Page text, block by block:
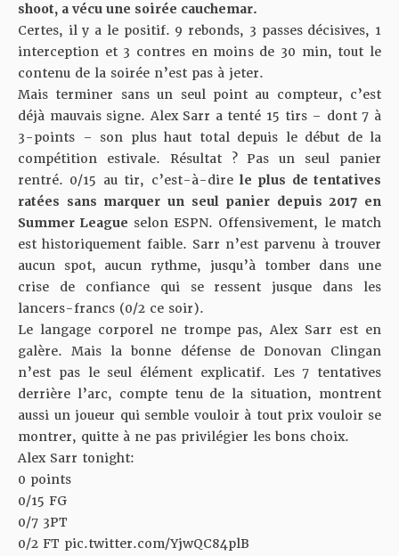
shoot, a vécu une soirée cauchemar.
Certes, il y a le positif. 9 rebonds, 3 passes décisives, 1
interception et 3 contres en moins de 30 min, tout le
contenu de la soirée n’est pas à jeter.
Mais terminer sans un seul point au compteur, c’est
déjà mauvais signe. Alex Sarr a tenté 15 tirs – dont 7 à
3-points – son plus haut total depuis le début de la
compétition estivale. Résultat ? Pas un seul panier
rentré. 0/15 au tir, c’est-à-dire le plus de tentatives
ratées sans marquer un seul panier depuis 2017 en
Summer League selon ESPN. Offensivement, le match
est historiquement faible. Sarr n’est parvenu à trouver
aucun spot, aucun rythme, jusqu’à tomber dans une
crise de confiance qui se ressent jusque dans les
lancers-francs (0/2 ce soir).
Le langage corporel ne trompe pas, Alex Sarr est en
galère. Mais la bonne défense de Donovan Clingan
n’est pas le seul élément explicatif. Les 7 tentatives
derrière l’arc, compte tenu de la situation, montrent
aussi un joueur qui semble vouloir à tout prix vouloir se
montrer, quitte à ne pas privilégier les bons choix.
Alex Sarr tonight:
0 points
0/15 FG
0/7 3PT
0/2 FT pic.twitter.com/YjwQC84plB